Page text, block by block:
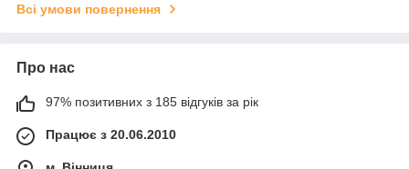
Всі умови повернення
Про нас
97% позитивних з 185 відгуків за рік
Працює з 20.06.2010